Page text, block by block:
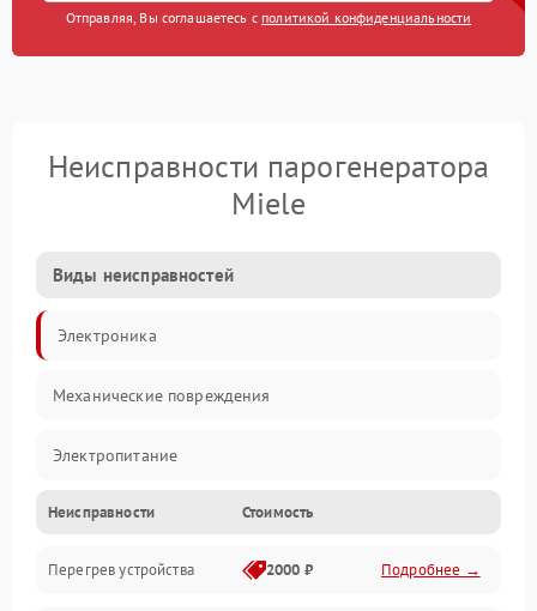
Отправляя, Вы соглашаетесь с политикой конфиденциальности
Неисправности парогенератора
Miele
Виды неисправностей
Электроника
Механические повреждения
Электропитание
Парообразование
Герметичность
Неисправности Стоимость
Перегрев устройства 2000 ₽ Подробнее →